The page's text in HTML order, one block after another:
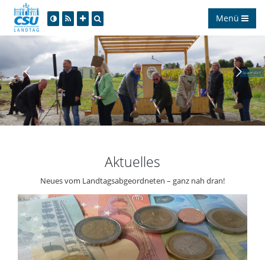
Menü
Spatenstich
Aktuelles
Neues vom Landtagsabgeordneten – ganz nah dran!